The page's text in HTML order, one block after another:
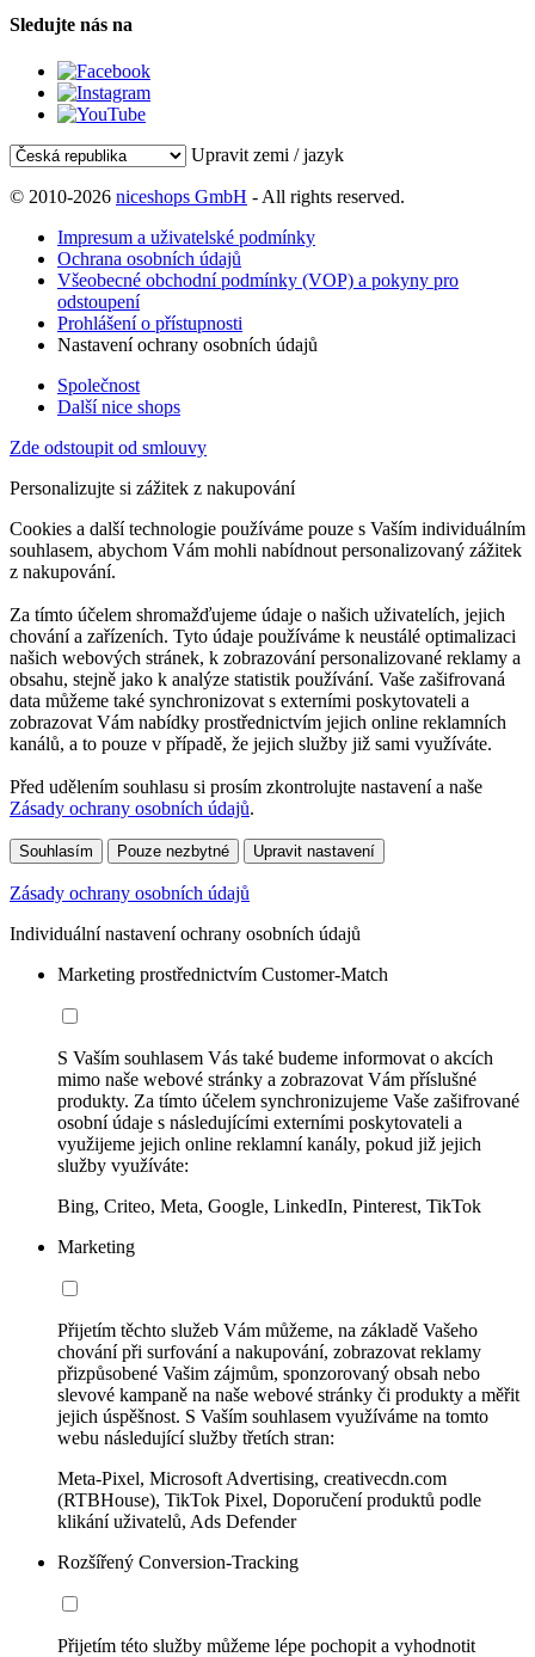
Sledujte nás na
Upravit zemi / jazyk
© 2010-2026 niceshops GmbH - All rights reserved.
Impresum a uživatelské podmínky
Ochrana osobních údajů
Všeobecné obchodní podmínky (VOP) a pokyny pro
odstoupení
Prohlášení o přístupnosti
Nastavení ochrany osobních údajů
Společnost
Další nice shops
Zde odstoupit od smlouvy
Personalizujte si zážitek z nakupování
Cookies a další technologie používáme pouze s Vaším individuálním
souhlasem, abychom Vám mohli nabídnout personalizovaný zážitek
z nakupování.
Za tímto účelem shromažďujeme údaje o našich uživatelích, jejich
chování a zařízeních. Tyto údaje používáme k neustálé optimalizaci
našich webových stránek, k zobrazování personalizované reklamy a
obsahu, stejně jako k analýze statistik používání. Vaše zašifrovaná
data můžeme také synchronizovat s externími poskytovateli a
zobrazovat Vám nabídky prostřednictvím jejich online reklamních
kanálů, a to pouze v případě, že jejich služby již sami využíváte.
Před udělením souhlasu si prosím zkontrolujte nastavení a naše
Zásady ochrany osobních údajů.
Souhlasím Pouze nezbytné Upravit nastavení
Zásady ochrany osobních údajů
Individuální nastavení ochrany osobních údajů
Marketing prostřednictvím Customer-Match
S Vaším souhlasem Vás také budeme informovat o akcích
mimo naše webové stránky a zobrazovat Vám příslušné
produkty. Za tímto účelem synchronizujeme Vaše zašifrované
osobní údaje s následujícími externími poskytovateli a
využijeme jejich online reklamní kanály, pokud již jejich
služby využíváte:
Bing, Criteo, Meta, Google, LinkedIn, Pinterest, TikTok
Marketing
Přijetím těchto služeb Vám můžeme, na základě Vašeho
chování při surfování a nakupování, zobrazovat reklamy
přizpůsobené Vašim zájmům, sponzorovaný obsah nebo
slevové kampaně na naše webové stránky či produkty a měřit
jejich úspěšnost. S Vaším souhlasem využíváme na tomto
webu následující služby třetích stran:
Meta-Pixel, Microsoft Advertising, creativecdn.com
(RTBHouse), TikTok Pixel, Doporučení produktů podle
klikání uživatelů, Ads Defender
Rozšířený Conversion-Tracking
Přijetím této služby můžeme lépe pochopit a vyhodnotit